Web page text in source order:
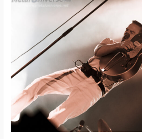
comment
s’est
retrouvé
composer
deux
pièces